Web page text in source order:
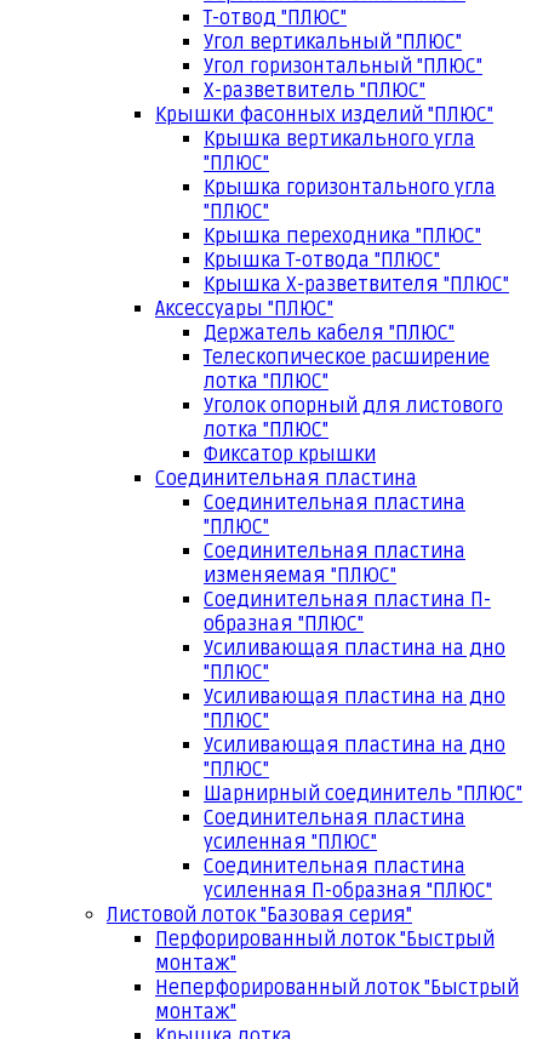
Т-отвод "ПЛЮС"
Угол вертикальный "ПЛЮС"
Угол горизонтальный "ПЛЮС"
Х-разветвитель "ПЛЮС"
Крышки фасонных изделий "ПЛЮС"
Крышка вертикального угла
"ПЛЮС"
Крышка горизонтального угла
"ПЛЮС"
Крышка переходника "ПЛЮС"
Крышка Т-отвода "ПЛЮС"
Крышка Х-разветвителя "ПЛЮС"
Аксессуары "ПЛЮС"
Держатель кабеля "ПЛЮС"
Телескопическое расширение
лотка "ПЛЮС"
Уголок опорный для листового
лотка "ПЛЮС"
Фиксатор крышки
Соединительная пластина
Соединительная пластина
"ПЛЮС"
Соединительная пластина
изменяемая "ПЛЮС"
Соединительная пластина П-
образная "ПЛЮС"
Усиливающая пластина на дно
"ПЛЮС"
Усиливающая пластина на дно
"ПЛЮС"
Усиливающая пластина на дно
"ПЛЮС"
Шарнирный соединитель "ПЛЮС"
Соединительная пластина
усиленная "ПЛЮС"
Соединительная пластина
усиленная П-образная "ПЛЮС"
Листовой лоток "Базовая серия"
Перфорированный лоток "Быстрый
монтаж"
Неперфорированный лоток "Быстрый
монтаж"